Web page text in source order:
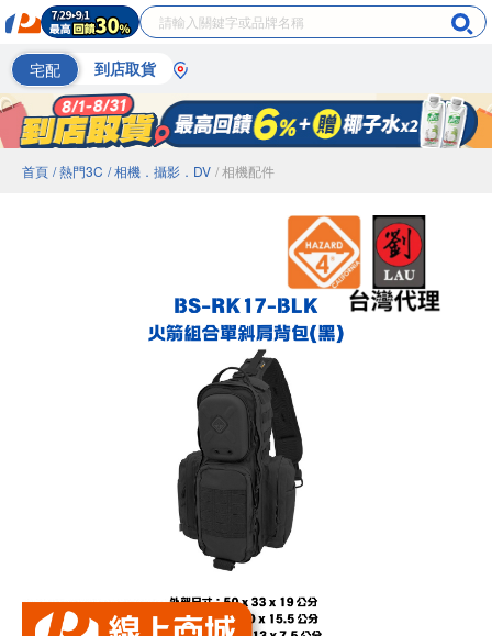
宅配 到店取貨
首頁 / 熱門3C / 相機．攝影．DV / 相機配件